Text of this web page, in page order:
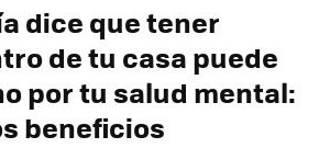
dice que tener
de tu casa puede
por tu salud mental:
beneficios